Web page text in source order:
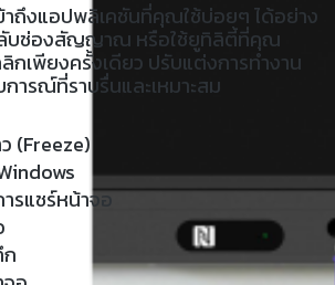
าถึงแอปพลิเคชันที่คุณใช้บ่อยๆ ได้อย่าง
ลับช่องสัญญาณ หรือใช้ยูทิลิตี้ที่คุณ
กเพียงครั้งเดียว ปรับแต่งการทำงาน
ารณ์ที่ราบรื่นและเหมาะสม
(Freeze)
ารแชร์หน้าจอ